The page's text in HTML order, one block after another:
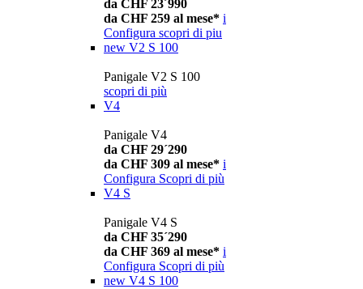
da CHF 23´990
da CHF 259 al mese* i
Configura scopri di piu
new V2 S 100
Panigale V2 S 100
scopri di più
V4
Panigale V4
da CHF 29´290
da CHF 309 al mese* i
Configura Scopri di più
V4 S
Panigale V4 S
da CHF 35´290
da CHF 369 al mese* i
Configura Scopri di più
new V4 S 100